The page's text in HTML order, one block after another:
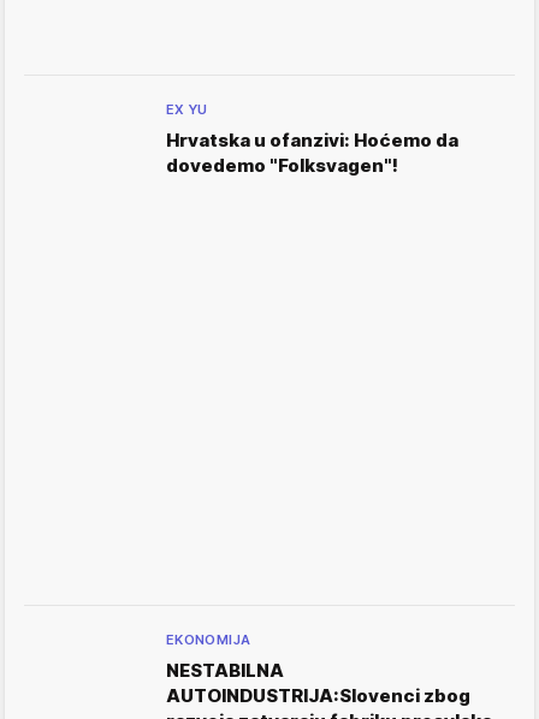
EX YU
Hrvatska u ofanzivi: Hoćemo da
dovedemo "Folksvagen"!
EKONOMIJA
NESTABILNA
AUTOINDUSTRIJA:Slovenci zbog